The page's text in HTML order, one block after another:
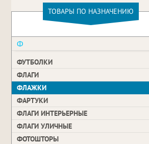
ТОВАРЫ ПО НАЗНАЧЕНИЮ
Ф
ФУТБОЛКИ
ФЛАГИ
ФЛАЖКИ
ФАРТУКИ
ФЛАГИ ИНТЕРЬЕРНЫЕ
ФЛАГИ УЛИЧНЫЕ
ФОТОШТОРЫ